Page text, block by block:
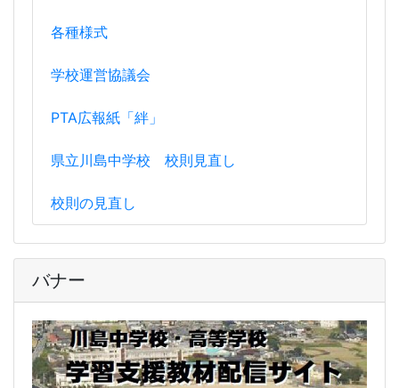
各種様式
学校運営協議会
PTA広報紙「絆」
県立川島中学校 校則見直し
校則の見直し
バナー